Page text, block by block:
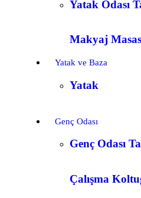
Yatak Odası
Makyaj
Yatak ve Baza
Yatak
Genç Odası
Genç Odası
Çalışma